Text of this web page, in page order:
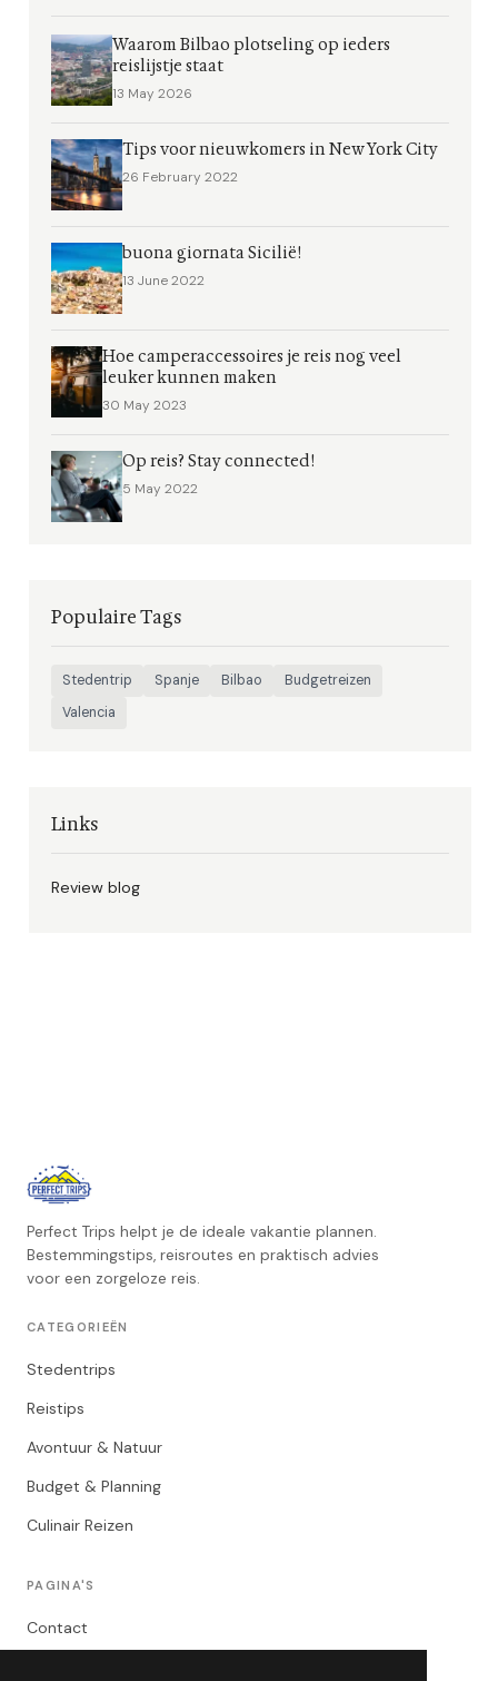
Waarom Bilbao plotseling op ieders
reislijstje staat
13 May 2026
Tips voor nieuwkomers in New York City
26 February 2022
buona giornata Sicilië!
13 June 2022
Hoe camperaccessoires je reis nog veel
leuker kunnen maken
30 May 2023
Op reis? Stay connected!
5 May 2022
Populaire Tags
Stedentrip Spanje Bilbao
Budgetreizen
Valencia
Links
Review blog
Perfect Trips helpt je de ideale vakantie plannen.
Bestemmingstips, reisroutes en praktisch advies
voor een zorgeloze reis.
CATEGORIEËN
Stedentrips
Reistips
Avontuur & Natuur
Budget & Planning
Culinair Reizen
PAGINA'S
Contact